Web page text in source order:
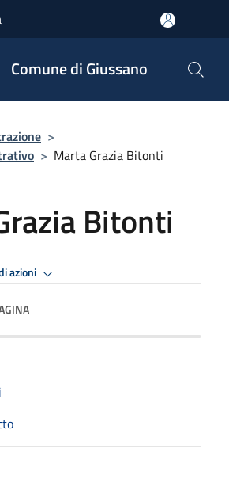
Comune di Giussano
>
> Marta Grazia Bitonti
Bitonti
azioni